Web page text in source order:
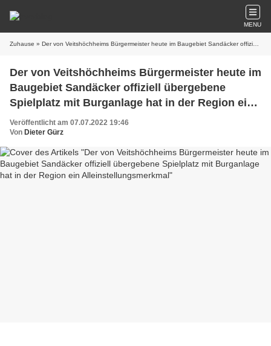
MENU
Zuhause » Der von Veitshöchheims Bürgermeister heute im Baugebiet Sandäcker offiziell übergebene Spielplatz mit Burganlage hat in der Region ein Alleinstellungsmerkmal
Der von Veitshöchheims Bürgermeister heute im
Baugebiet Sandäcker offiziell übergebene
Spielplatz mit Burganlage hat in der Region ein
Alleinstellungsmerkmal
Veröffentlicht am 07.07.2022 19:46
Von Dieter Gürz